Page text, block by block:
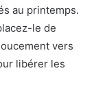
au printemps.
le de
vers
libérer les